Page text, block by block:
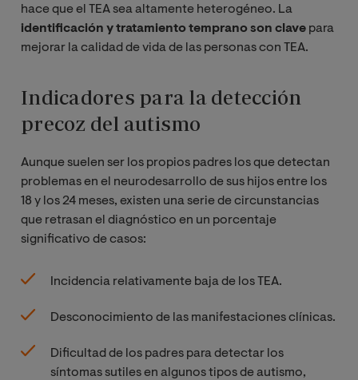
hace que el TEA sea altamente heterogéneo. La
identificación y tratamiento temprano son clave para
mejorar la calidad de vida de las personas con TEA.
Indicadores para la detección
precoz del autismo
Aunque suelen ser los propios padres los que detectan
problemas en el neurodesarrollo de sus hijos entre los
18 y los 24 meses, existen una serie de circunstancias
que retrasan el diagnóstico en un porcentaje
significativo de casos:
Incidencia relativamente baja de los TEA.
Desconocimiento de las manifestaciones clínicas.
Dificultad de los padres para detectar los
síntomas sutiles en algunos tipos de autismo,